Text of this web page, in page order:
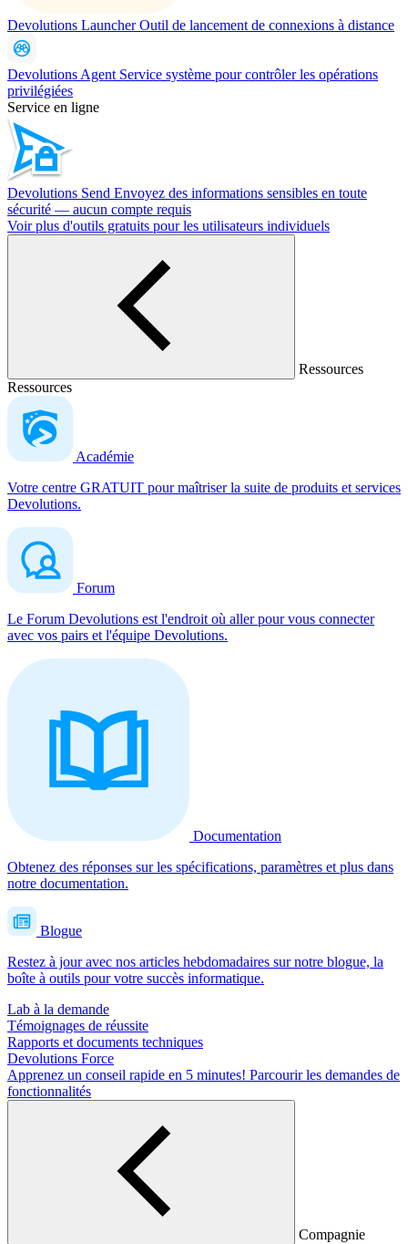
Devolutions LauncherOutil de lancement de connexions à distance
Devolutions Agent Service système pour contrôler les opérations
privilégiées
Service en ligne
Devolutions Send Envoyez des informations sensibles en toute
sécurité — aucun compte requis
Voir plus d'outils gratuits pour les utilisateurs individuels
Ressources
Ressources
Académie
Votre centre GRATUIT pour maîtriser la suite de produits et services
Devolutions.
Forum
Le Forum Devolutions est l'endroit où aller pour vous connecter
avec vos pairs et l'équipe Devolutions.
Documentation
Obtenez des réponses sur les spécifications, paramètres et plus dans
notre documentation.
Blogue
Restez à jour avec nos articles hebdomadaires sur notre blogue, la
boîte à outils pour votre succès informatique.
Lab à la demande
Témoignages de réussite
Rapports et documents techniques
Devolutions Force
Apprenez un conseil rapide en 5 minutes! Parcourir les demandes de
fonctionnalités
Compagnie